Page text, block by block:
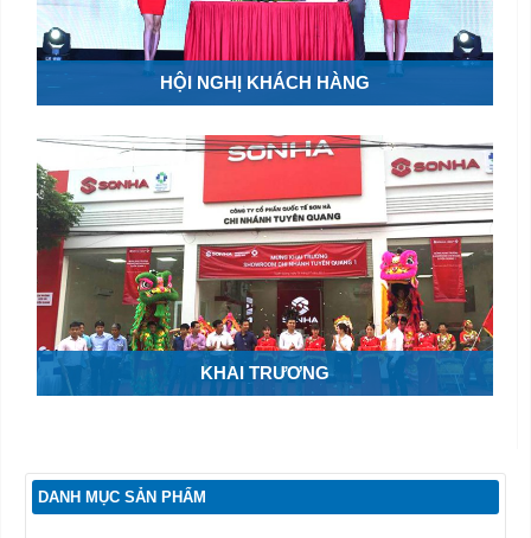
HỘI NGHỊ KHÁCH HÀNG
KHAI TRƯƠNG
DANH MỤC SẢN PHẨM